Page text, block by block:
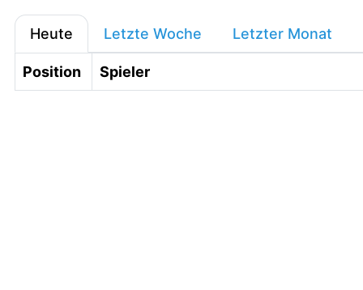
Heute Letzte Woche Letzter Monat
Position Spieler